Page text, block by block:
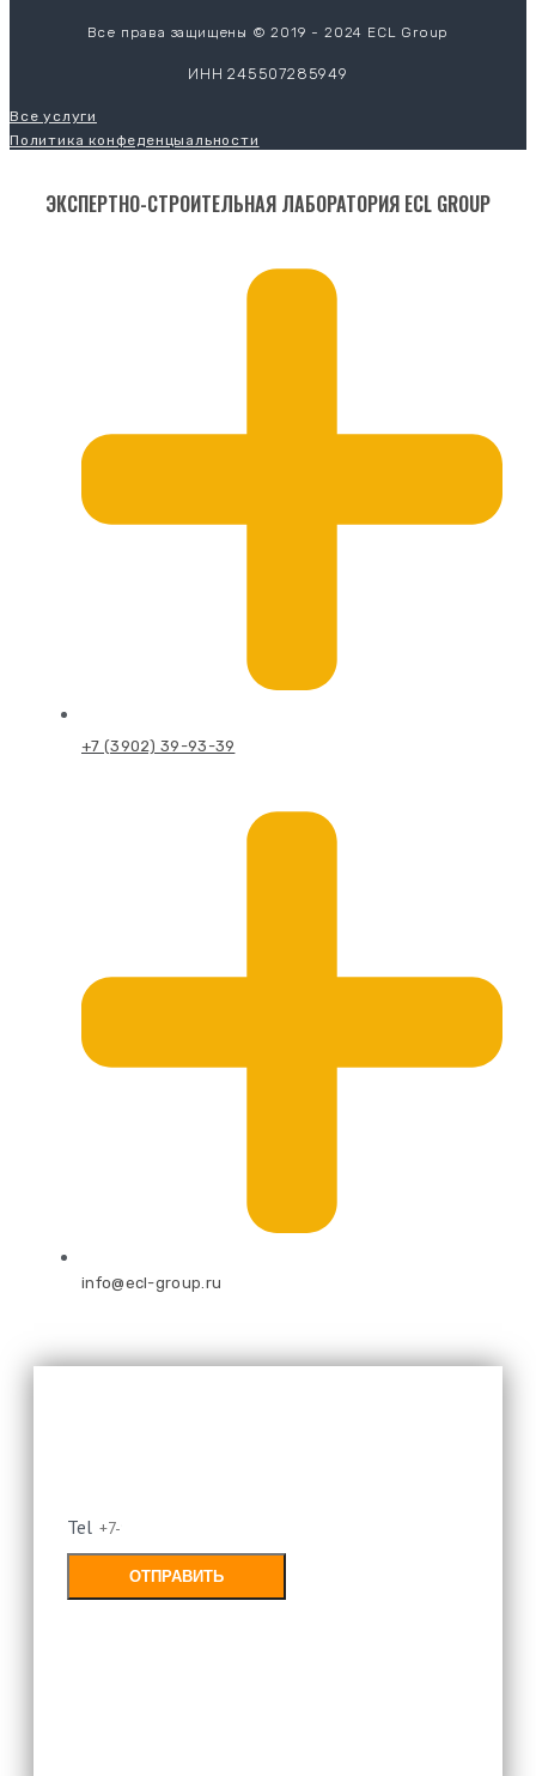
Все права защищены © 2019 - 2024 ECL Group
ИНН 245507285949
Все услуги
Политика конфеденцыальности
ЭКСПЕРТНО-СТРОИТЕЛЬНАЯ ЛАБОРАТОРИЯ ECL GROUP
+7 (3902) 39-93-39
info@ecl-group.ru
Tel
ОТПРАВИТЬ